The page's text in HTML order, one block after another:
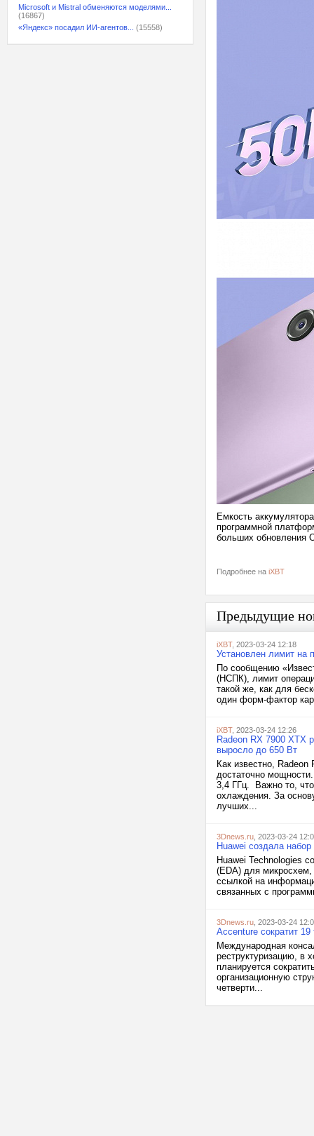
Microsoft и Mistral обменяются моделями...
(16867)
«Яндекс» посадил ИИ-агентов...
(15558)
Емкость
программной
больших обновления
Подробнее на iXBT
Предыдущие
iXBT, 2023-03-24 12:18
Установлен лимит на
По сообщению
(НСПК), лимит
такой же, как для
один форм-фактор
iXBT, 2023-03-24 12:26
Radeon RX 7900 XTX
выросло до 650 Вт
Как известно,
достаточно
3,4 ГГц. Важно то, что
охлаждения. За
лучших...
3Dnews.ru , 2023-03-24
Huawei создала
Huawei Technologies
(EDA) для
ссылкой на
связанных с
3Dnews.ru , 2023-03-24
Accenture сократит
Международная
реструктуризацию, в
планируется
организационную
четверти...